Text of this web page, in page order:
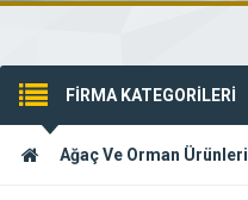
FİRMA KATEGORİLERİ
Ağaç Ve Orman Ürünleri